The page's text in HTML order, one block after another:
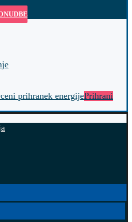
prihranek energijePrihrani